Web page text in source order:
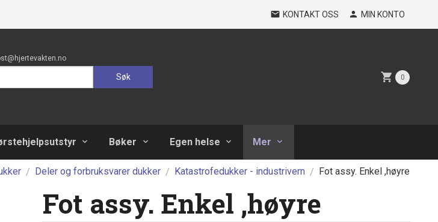
KONTAKT OSS MIN KONTO
Søk 0
Bøker Egen helse Mer
Deler og forbruksvarer dukker Katastrofedukker - industrivern Fot assy. Enkel ,høyre
Fot assy. Enkel ,høyre